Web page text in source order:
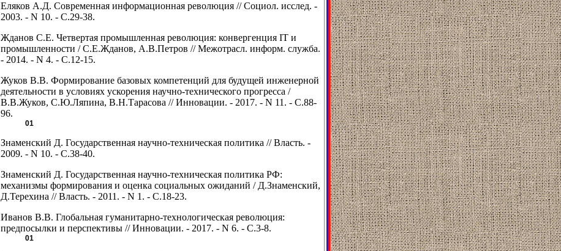
Еляков А.Д. Современная информационная революция // Социол. исслед. -
2003. - N 10. - С.29-38.
Жданов С.Е. Четвертая промышленная революция: конвергенция IT и
промышленности / С.Е.Жданов, А.В.Петров // Межотрасл. информ. служба.
- 2014. - N 4. - С.12-15.
Жуков В.В. Формирование базовых компетенций для будущей инженерной
деятельности в условиях ускорения научно-технического прогресса /
В.В.Жуков, С.Ю.Ляпина, В.Н.Тарасова // Инновации. - 2017. - N 11. - С.88-
96.
01
Знаменский Д. Государственная научно-техническая политика // Власть. -
2009. - N 10. - С.38-40.
Знаменский Д. Государственная научно-техническая политика РФ:
механизмы формирования и оценка социальных ожиданий / Д.Знаменский,
Д.Терехина // Власть. - 2011. - N 1. - С.18-23.
Иванов В.В. Глобальная гуманитарно-технологическая революция:
предпосылки и перспективы // Инновации. - 2017. - N 6. - С.3-8.
01